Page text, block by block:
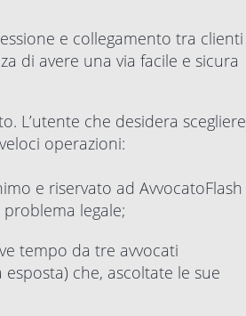
e collegamento tra clienti
di avere una via facile e sicura
L’utente che desidera scegliere
operazioni:
e riservato ad AvvocatoFlash
legale;
tempo da tre avvocati
che, ascoltate le sue